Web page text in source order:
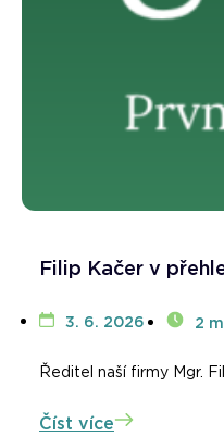
Filip Kačer v
3. 6. 2026 2
Ředitel naší firmy Mgr.
Číst více